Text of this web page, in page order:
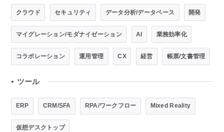
クラウド セキュリティ データ分析/データベース 開発
マイグレーション/モダナイゼーション AI 業務効率化
コラボレーション 運用管理 CX 経営 帳票/文書管理
● ツール
ERP CRM/SFA RPA/ワークフロー Mixed Reality
仮想デスクトップ